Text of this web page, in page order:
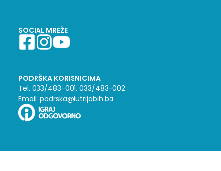
SOCIAL MREŽE
PODRŠKA KORISNICIMA
Tel. 033/483-001, 033/483-002
Email: podrska@lutrijabih.ba